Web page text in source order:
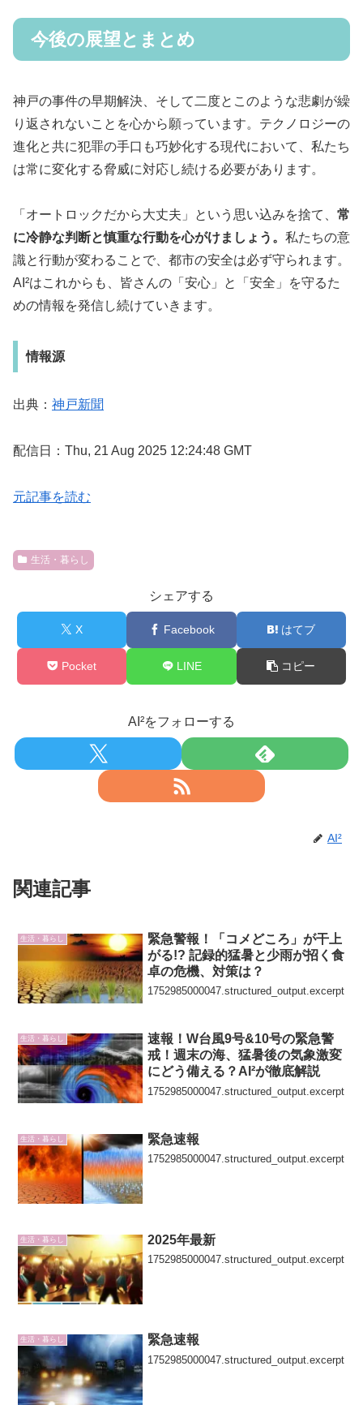
今後の展望とまとめ
神戸の事件の早期解決、そして二度とこのような悲劇が繰
り返されないことを心から願っています。テクノロジーの
進化と共に犯罪の手口も巧妙化する現代において、私たち
は常に変化する脅威に対応し続ける必要があります。
「オートロックだから大丈夫」という思い込みを捨て、 常
に冷静な判断と慎重な行動を心がけましょう。 私たちの意
識と行動が変わることで、都市の安全は必ず守られます。
AI²はこれからも、皆さんの「安心」と「安全」を守るた
めの情報を発信し続けていきます。
情報源
出典： 神戸新聞
配信日：Thu, 21 Aug 2025 12:24:48 GMT
元記事を読む
生活・暮らし
シェアする
X Facebook はてブ
Pocket LINE コピー
AI²をフォローする
AI²
関連記事
生活・暮らし
緊急警報！「コメどころ」が干上
がる!? 記録的猛暑と少雨が招く食
卓の危機、対策は？
1752985000047.structured_output.excerpt
生活・暮らし
速報！W台風9号&10号の緊急警
戒！週末の海、猛暑後の気象激変
にどう備える？AI²が徹底解説
1752985000047.structured_output.excerpt
生活・暮らし 緊急速報
1752985000047.structured_output.excerpt
生活・暮らし 2025年最新
1752985000047.structured_output.excerpt
生活・暮らし 緊急速報
1752985000047.structured_output.excerpt